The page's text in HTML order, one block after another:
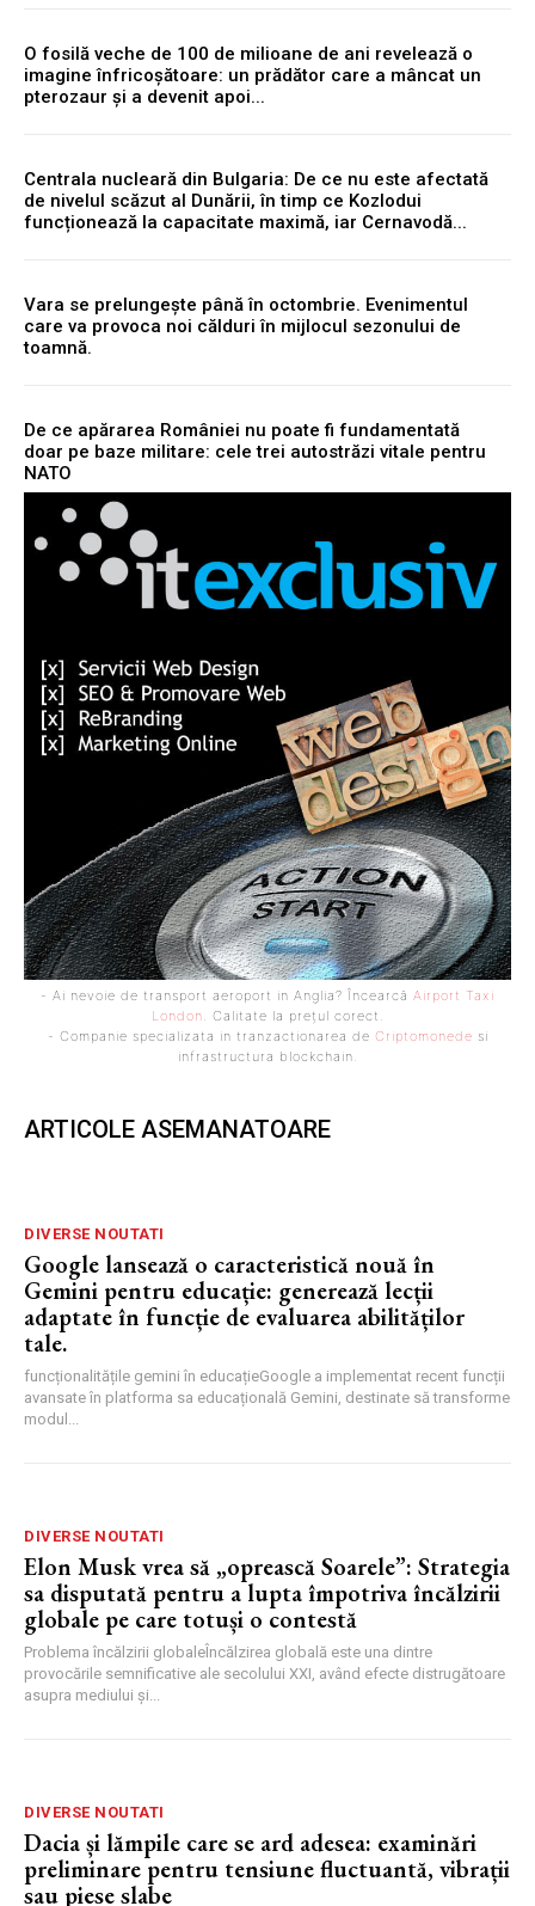
O fosilă veche de 100 de milioane de ani revelează o
imagine înfricoșătoare: un prădător care a mâncat un
pterozaur și a devenit apoi...
Centrala nucleară din Bulgaria: De ce nu este afectată
de nivelul scăzut al Dunării, în timp ce Kozlodui
funcționează la capacitate maximă, iar Cernavodă...
Vara se prelungește până în octombrie. Evenimentul
care va provoca noi călduri în mijlocul sezonului de
toamnă.
De ce apărarea României nu poate fi fundamentată
doar pe baze militare: cele trei autostrăzi vitale pentru
NATO
- Ai nevoie de transport aeroport in Anglia? Încearcă Airport Taxi
London . Calitate la prețul corect.
- Companie specializata in tranzactionarea de Criptomonede si
infrastructura blockchain.
ARTICOLE ASEMANATOARE
DIVERSE NOUTATI
Google lansează o caracteristică nouă în
Gemini pentru educație: generează lecții
adaptate în funcție de evaluarea abilităților
tale.
funcționalitățile gemini în educațieGoogle a implementat recent funcții
avansate în platforma sa educațională Gemini, destinate să transforme
modul...
DIVERSE NOUTATI
Elon Musk vrea să „oprească Soarele”: Strategia
sa disputată pentru a lupta împotriva încălzirii
globale pe care totuși o contestă
Problema încălzirii globaleÎncălzirea globală este una dintre
provocările semnificative ale secolului XXI, având efecte distrugătoare
asupra mediului și...
DIVERSE NOUTATI
Dacia și lămpile care se ard adesea: examinări
preliminare pentru tensiune fluctuantă, vibrații
sau piese slabe